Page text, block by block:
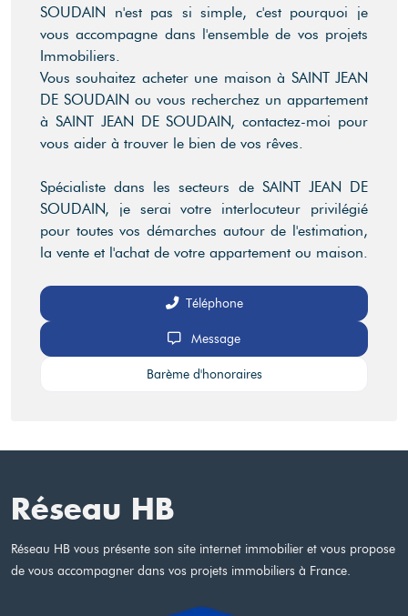
SOUDAIN n'est pas si simple, c'est pourquoi je
vous accompagne dans l'ensemble de vos projets
Immobiliers.
Vous souhaitez acheter une maison à SAINT JEAN
DE SOUDAIN ou vous recherchez un appartement
à SAINT JEAN DE SOUDAIN, contactez-moi pour
vous aider à trouver le bien de vos rêves.
Spécialiste dans les secteurs de SAINT JEAN DE
SOUDAIN, je serai votre interlocuteur privilégié
pour toutes vos démarches autour de l'estimation,
la vente et l'achat de votre appartement ou maison.
Téléphone
Message
Barème d'honoraires
Réseau HB
Réseau HB vous présente son site internet immobilier et vous propose
de vous accompagner dans vos projets immobiliers à France.